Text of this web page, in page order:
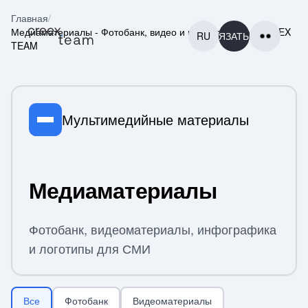
RUСВЯЗАТЬСЯ
ГЛАВНАЯ
ПРОЕКТЫ
ПРОЕКТЫ
КОНТАКТЫ
КОНТАКТЫ
ЕЩЕ
ЕЩЕ
Главная/
Медиаматериалы - Фотобанк, видео и инфографика | CREEX
TEAM
Мультимедийные материалы
Медиаматериалы
Фотобанк, видеоматериалы, инфографика
и логотипы для СМИ
Медиаматериалы - Фотобанк, видео и инфографика |
Все Фотобанк Видеоматериалы